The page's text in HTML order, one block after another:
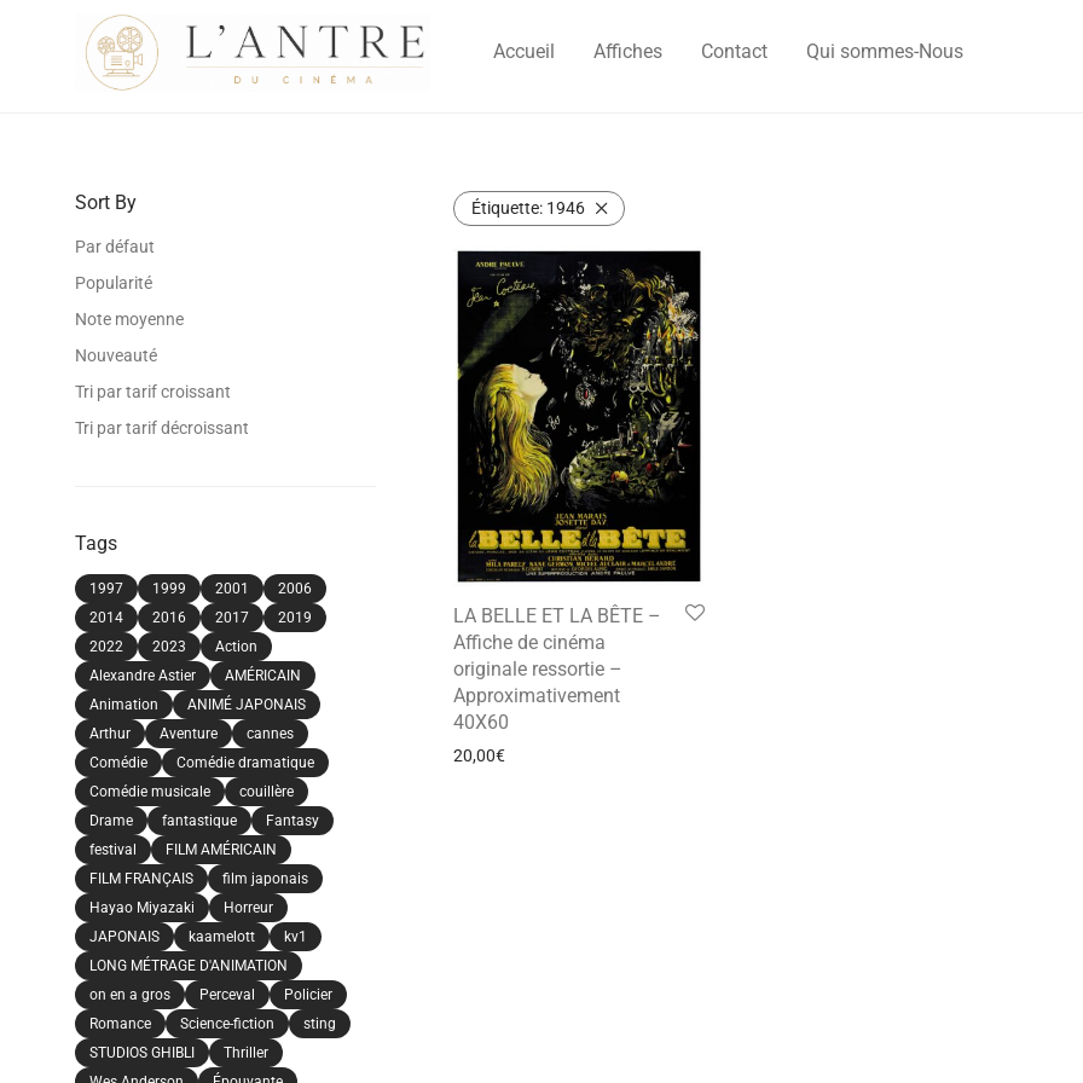
Accueil Affiches Contact Qui sommes-Nous
Sort By
Par défaut
Popularité
Note moyenne
Nouveauté
Tri par tarif croissant
Tri par tarif décroissant
Tags
1997 1999 2001
2006
2014
2016 2017
2019
2022
2023
Action
Alexandre Astier
AMÉRICAIN
Animation
ANIMÉ JAPONAIS
Arthur
Aventure
cannes
Comédie
Comédie dramatique
Comédie musicale
couillère
Drame
fantastique
Fantasy
festival
FILM AMÉRICAIN
FILM FRANÇAIS
film japonais
Hayao Miyazaki
Horreur
JAPONAIS
kaamelott
kv1
LONG MÉTRAGE D'ANIMATION
on en a gros
Perceval
Policier
Romance
Science-fiction
sting
STUDIOS GHIBLI
Thriller
Étiquette: 1946
LA BELLE ET LA BÊTE –
Affiche de cinéma
originale ressortie –
Approximativement
40X60
20,00€